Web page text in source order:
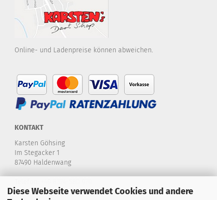
Diese Webseite verwendet Cookies und andere
Online- und Ladenpreise können abweichen.
KONTAKT
Karsten Göhsing
Im Stegacker 1
87490 Haldenwang
E-Mail:info@karstensdartshop.de